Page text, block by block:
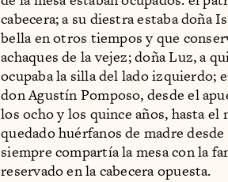
cabecera; a su diestra estaba doña
bella en otros tiempos y que
achaques de la vejez; doña Luz, a
ocupaba la silla del lado izquierdo;
don Agustín Pomposo, desde el
los ocho y los quince años, hasta el
quedado huérfanos de madre
siempre compartía la mesa con la
reservado en la cabecera opuesta.